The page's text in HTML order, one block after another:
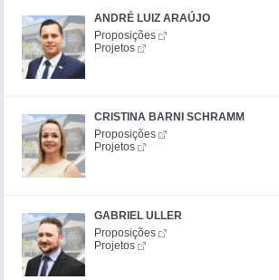
ANDRÉ LUIZ ARAÚJO
Proposições
Projetos
CRISTINA BARNI SCHRAMM
Proposições
Projetos
GABRIEL ULLER
Proposições
Projetos